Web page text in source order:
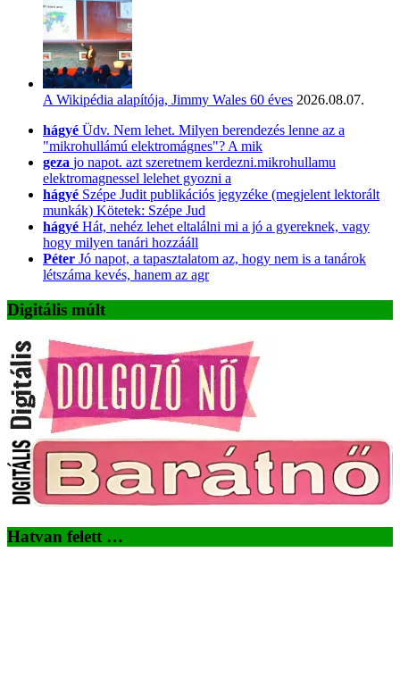
A Wikipédia alapítója, Jimmy Wales 60 éves 2026.08.07.
hágyé Üdv. Nem lehet. Milyen berendezés lenne az a
"mikrohullámú elektromágnes"? A mik
geza jo napot. azt szeretnem kerdezni.mikrohullamu
elektromagnessel lelehet gyozni a
hágyé Szépe Judit publikációs jegyzéke (megjelent lektorált
munkák) Kötetek: Szépe Jud
hágyé Hát, nehéz lehet eltalálni mi a jó a gyereknek, vagy
hogy milyen tanári hozzááll
Péter Jó napot, a tapasztalatom az, hogy nem is a tanárok
létszáma kevés, hanem az agr
Digitális múlt
Hatvan felett …